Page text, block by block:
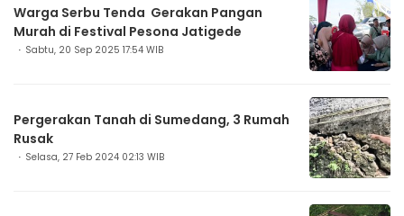
Warga Serbu Tenda Gerakan Pangan
Murah di Festival Pesona Jatigede
Sabtu, 20 Sep 2025 17:54 WIB
Pergerakan Tanah di Sumedang, 3 Rumah
Rusak
Selasa, 27 Feb 2024 02:13 WIB